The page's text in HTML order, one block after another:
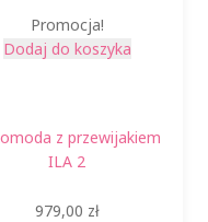
Promocja!
Dodaj do koszyka
979,00 zł